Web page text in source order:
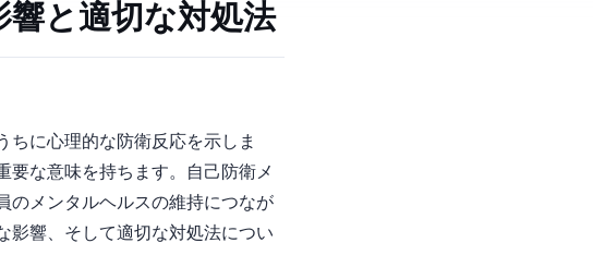
と適切な対処法
ちに心理的な防衛反応を示しま
ても重要な意味を持ちます。自己防衛メ
のメンタルヘルスの維持につなが
影響、そして適切な対処法につい